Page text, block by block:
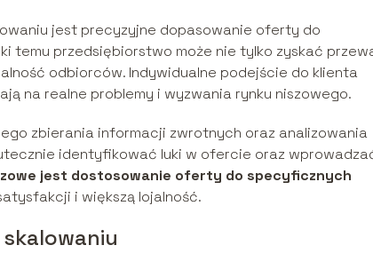
jest precyzyjne dopasowanie oferty do
temu przedsiębiorstwo może nie tylko zyskać
odbiorców. Indywidualne podejście do klienta
na realne problemy i wyzwania rynku niszowego.
zbierania informacji zwrotnych oraz analizowania
identyfikować luki w ofercie oraz
jest dostosowanie oferty do specyficznych
i większą lojalność.